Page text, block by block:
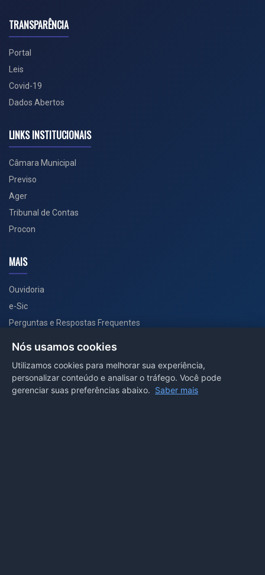
TRANSPARÊNCIA
Portal
Leis
Covid-19
Dados Abertos
LINKS INSTITUCIONAIS
Câmara Municipal
Previso
Ager
Tribunal de Contas
Procon
MAIS
Ouvidoria
e-Sic
Perguntas e Respostas Frequentes
PORTAL COVID-19
Nós usamos cookies
Utilizamos cookies para melhorar sua experiência,
personalizar conteúdo e analisar o tráfego. Você pode
gerenciar suas preferências abaixo. Saber mais